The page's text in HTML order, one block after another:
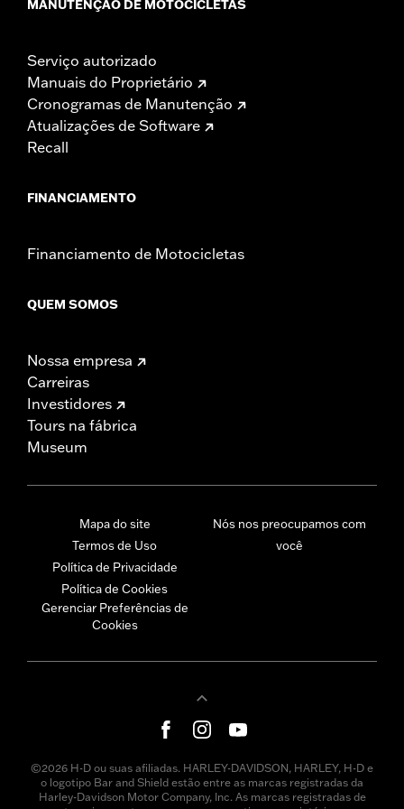
MANUTENÇÃO DE MOTOCICLETAS
Serviço autorizado
Manuais do Proprietário
Cronogramas de Manutenção
Atualizações de Software
Recall
FINANCIAMENTO
Financiamento de Motocicletas
QUEM SOMOS
Nossa empresa
Carreiras
Investidores
Tours na fábrica
Museum
Mapa do site
Termos de Uso
Política de Privacidade
Política de Cookies
Gerenciar Preferências de
Cookies
Nós nos preocupamos com
você
©2026 H-D ou suas afiliadas. HARLEY-DAVIDSON, HARLEY, H-D e
o logotipo Bar and Shield estão entre as marcas registradas da
Harley-Davidson Motor Company, Inc. As marcas registradas de